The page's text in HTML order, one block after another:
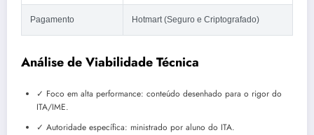
Pagamento Hotmart (Seguro e Criptografado)
Análise de Viabilidade Técnica
✓ Foco em alta performance: conteúdo desenhado para o rigor do
ITA/IME.
✓ Autoridade específica: ministrado por aluno do ITA.